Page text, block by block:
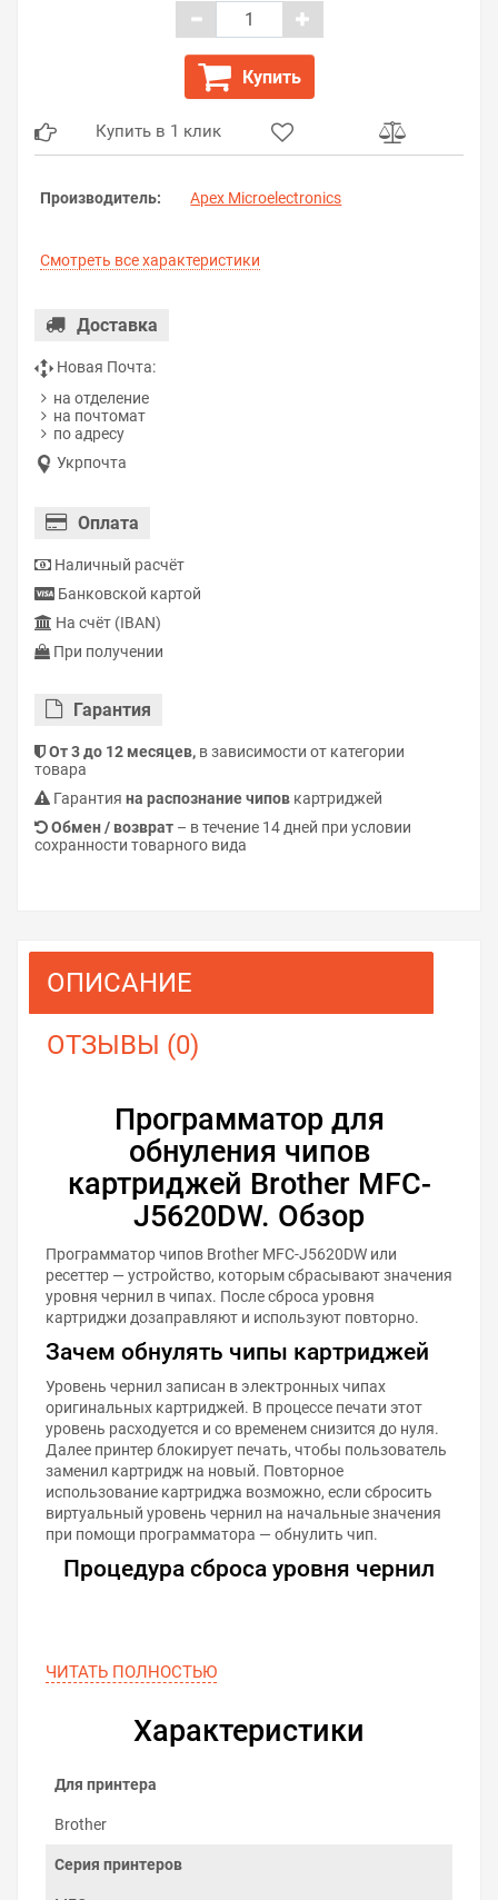
Купить
Купить в 1 клик
Производитель: Apex Microelectronics
Смотреть все характеристики
Доставка
Новая Почта:
на отделение
на почтомат
по адресу
Укрпочта
Оплата
Наличный расчёт
Банковской картой
На счёт (IBAN)
При получении
Гарантия
От 3 до 12 месяцев, в зависимости от категории
товара
Гарантия на распознание чипов картриджей
Обмен / возврат – в течение 14 дней при условии
сохранности товарного вида
ОПИСАНИЕ
ОТЗЫВЫ (0)
Программатор для
обнуления чипов
картриджей Brother MFC-
J5620DW. Обзор
Программатор чипов Brother MFC-J5620DW или
ресеттер — устройство, которым сбрасывают значения
уровня чернил в чипах. После сброса уровня
картриджи дозаправляют и используют повторно.
Зачем обнулять чипы картриджей
Уровень чернил записан в электронных чипах
оригинальных картриджей. В процессе печати этот
уровень расходуется и со временем снизится до нуля.
Далее принтер блокирует печать, чтобы пользователь
заменил картридж на новый. Повторное
использование картриджа возможно, если сбросить
виртуальный уровень чернил на начальные значения
при помощи программатора — обнулить чип.
Процедура сброса уровня чернил
ЧИТАТЬ ПОЛНОСТЬЮ
Характеристики
Для принтера
Brother
Серия принтеров